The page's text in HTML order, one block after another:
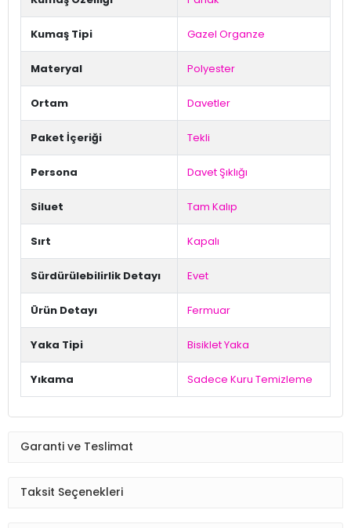
Kumaş Tipi Gazel Organze
Materyal Polyester
Ortam Davetler
Paket İçeriği Tekli
Persona Davet Şıklığı
Siluet Tam Kalıp
Sırt Kapalı
Sürdürülebilirlik Detayı Evet
Ürün Detayı Fermuar
Yaka Tipi Bisiklet Yaka
Yıkama Sadece Kuru Temizleme
Garanti ve Teslimat
Taksit Seçenekleri